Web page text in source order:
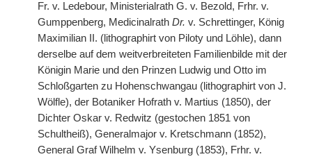
Fr. v. Ledebour, Ministerialrath G. v. Bezold, Frhr. v.
Gumppenberg, Medicinalrath Dr. v. Schrettinger, König
Maximilian II. (lithographirt von Piloty und Löhle), dann
derselbe auf dem weitverbreiteten Familienbilde mit der
Königin Marie und den Prinzen Ludwig und Otto im
Schloßgarten zu Hohenschwangau (lithographirt von J.
Wölfle), der Botaniker Hofrath v. Martius (1850), der
Dichter Oskar v. Redwitz (gestochen 1851 von
Schultheiß), Generalmajor v. Kretschmann (1852),
General Graf Wilhelm v. Ysenburg (1853), Frhr. v.